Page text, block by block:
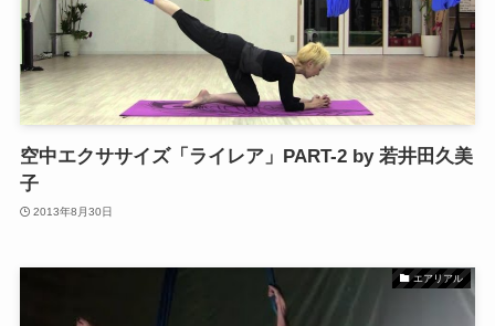
空中エクササイズ「ライレア」PART-2 by 若井田久美
子
2013年8月30日
エアリアル